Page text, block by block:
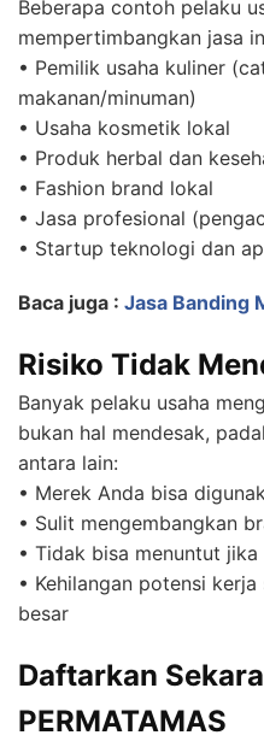
Beberapa contoh pelaku
mempertimbangkan jasa
• Pemilik usaha kuliner
makanan/minuman)
• Usaha kosmetik lokal
• Produk herbal dan
• Fashion brand lokal
• Jasa profesional
• Startup teknologi dan
Baca juga : Jasa Banding
Risiko Tidak
Banyak pelaku usaha
bukan hal mendesak,
antara lain:
• Merek Anda bisa
• Sulit mengembangkan
• Tidak bisa menuntut
• Kehilangan potensi
besar
Daftarkan
PERMATAMAS